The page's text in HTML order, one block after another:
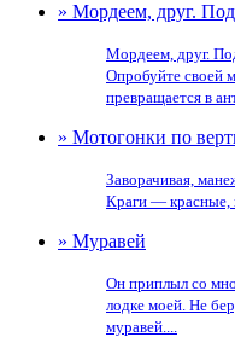
» Мордеем, друг.
Мордеем, друг.
Опробуйте своей
превращается в
» Мотогонки по
Заворачивая,
Краги — красные,
» Муравей
Он приплыл со
лодке моей. Не
муравей....